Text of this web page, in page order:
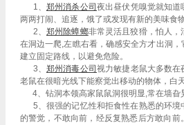
1、 郑州消杀公司 夜出昼伏凭嗅觉就知道
两两打闹、追逐，饿了或发现有新的美味食
2、 郑州除蟑螂非常灵活且狡猾，怕人，
在洞边一爬,左瞧右看，确感安全方才出洞
建立固定路线，以避免危险。
3、 郑州消毒公司 视力敏捷老鼠大多数在
老鼠在很暗光线下能察觉出移动的物体，白
4、钻洞本领高家鼠鼠洞很明显,常在墙旮
5、很强的记忆性和拒食性在熟悉的环境
的警觉，不敢向前，经反复熟悉后方敢向前